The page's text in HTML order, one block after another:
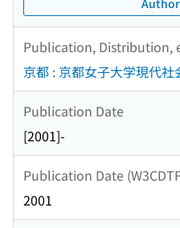
Publication, Distribution,
京都 : 京都女子大学現代社
Publication Date
[2001]-
Publication Date
2001